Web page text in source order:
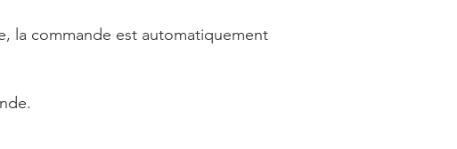
la commande est automatiquement